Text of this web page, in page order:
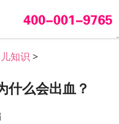
知识 >
什么会出血？